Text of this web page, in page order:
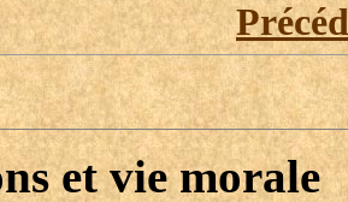
et vie morale